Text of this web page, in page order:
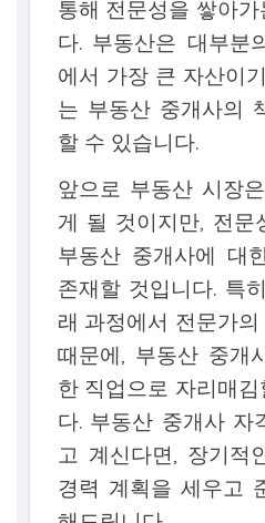
통해 전문성을 쌓아
다. 부동산은 대부분
에서 가장 큰 자산이
는 부동산 중개사의
할 수 있습니다.
앞으로 부동산 시장
게 될 것이지만, 전문
부동산 중개사에 대
존재할 것입니다. 특
래 과정에서 전문가
때문에, 부동산 중개
한 직업으로 자리매
다. 부동산 중개사 자
고 계신다면, 장기적
경력 계획을 세우고